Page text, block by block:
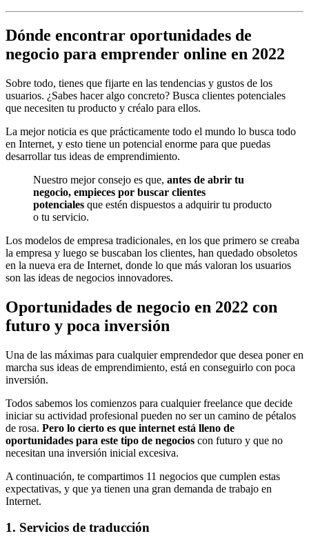
Dónde encontrar oportunidades de
negocio para emprender online en 2022
Sobre todo, tienes que fijarte en las tendencias y gustos de los
usuarios. ¿Sabes hacer algo concreto? Busca clientes potenciales
que necesiten tu producto y créalo para ellos.
La mejor noticia es que prácticamente todo el mundo lo busca todo
en Internet, y esto tiene un potencial enorme para que puedas
desarrollar tus ideas de emprendimiento.
Nuestro mejor consejo es que, antes de abrir tu
negocio, empieces por buscar clientes
potenciales que estén dispuestos a adquirir tu producto
o tu servicio.
Los modelos de empresa tradicionales, en los que primero se creaba
la empresa y luego se buscaban los clientes, han quedado obsoletos
en la nueva era de Internet, donde lo que más valoran los usuarios
son las ideas de negocios innovadores.
Oportunidades de negocio en 2022 con
futuro y poca inversión
Una de las máximas para cualquier emprendedor que desea poner en
marcha sus ideas de emprendimiento, está en conseguirlo con poca
inversión.
Todos sabemos los comienzos para cualquier freelance que decide
iniciar su actividad profesional pueden no ser un camino de pétalos
de rosa. Pero lo cierto es que internet está lleno de
oportunidades para este tipo de negocios con futuro y que no
necesitan una inversión inicial excesiva.
A continuación, te compartimos 11 negocios que cumplen estas
expectativas, y que ya tienen una gran demanda de trabajo en
Internet.
1. Servicios de traducción